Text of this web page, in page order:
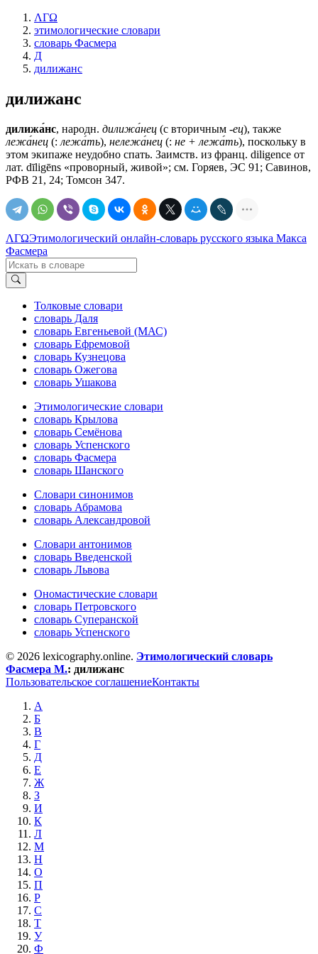
ΛΓΩ
этимологические словари
словарь Фасмера
Д
дилижанс
дилижанс
дилижа́нс, народн. дилижа́нец (с вторичным -ец), также
лежа́нец (: лежа́ть), нележа́нец (: не + лежа́ть), поскольку в
этом экипаже неудобно спать. Заимств. из франц. diligence от
лат. dīligēns «проворный, живой»; см. Горяев, ЭС 91; Савинов,
РФВ 21, 24; Томсон 347.
ΛΓΩЭтимологический онлайн-словарь русского языка Макса
Фасмера
Толковые словари
словарь Даля
словарь Евгеньевой (МАС)
словарь Ефремовой
словарь Кузнецова
словарь Ожегова
словарь Ушакова
Этимологические словари
словарь Крылова
словарь Семёнова
словарь Успенского
словарь Фасмера
словарь Шанского
Словари синонимов
словарь Абрамова
словарь Александровой
Словари антонимов
словарь Введенской
словарь Львова
Ономастические словари
словарь Петровского
словарь Суперанской
словарь Успенского
© 2026 lexicography.online. Этимологический словарь
Фасмера М.: дилижанс
Пользовательское соглашениеКонтакты
А
Б
В
Г
Д
Е
Ж
З
И
К
Л
М
Н
О
П
Р
С
Т
У
Ф